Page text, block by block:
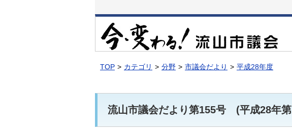
文
移
動
TOP カテゴリ 分野 市議会だより 平成28年度
流山市議会だより第155号 (平成28年